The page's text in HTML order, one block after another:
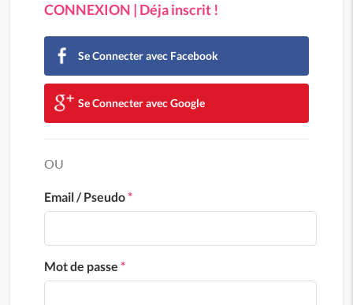
CONNEXION | Déja inscrit !
Se Connecter avec Facebook
Se Connecter avec Google
OU
Email / Pseudo*
Mot de passe *